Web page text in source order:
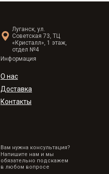
Информация
О нас
Доставка
Контакты
Вам нужна консультация?
Напишите нам и мы
обязательно подскажем
в любом вопросе
Луганск, ул.
Советская 73, ТЦ
«Кристалл», 1 этаж,
отдел №4